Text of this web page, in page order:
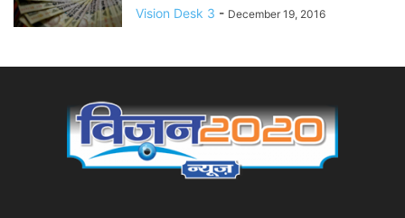
Vision Desk 3 - December 19, 2016